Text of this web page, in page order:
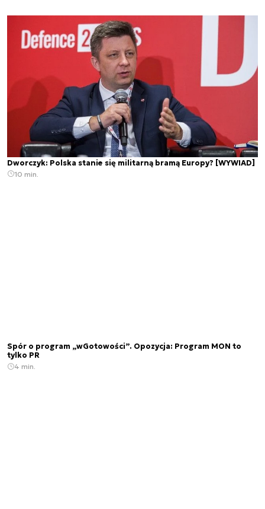
Dworczyk: Polska stanie się militarną bramą Europy? [WYWIAD]
10 min.
Spór o program „wGotowości”. Opozycja: Program MON to
tylko PR
4 min.